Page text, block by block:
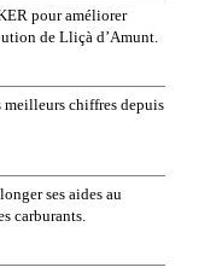
pour améliorer
de Lliçà d’Amunt.
meilleurs chiffres depuis
ses aides au
carburants.